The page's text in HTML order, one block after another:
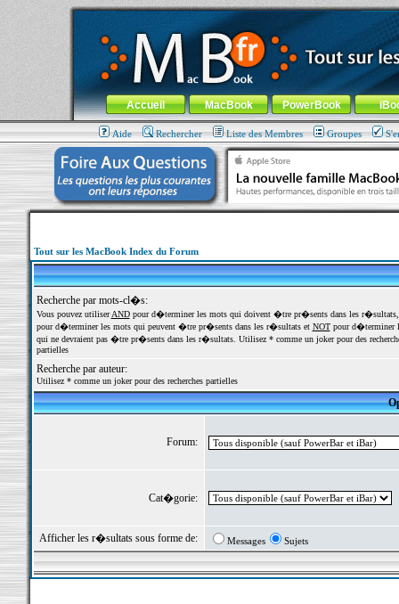
MacBook-fr.com : 100% Apple... 100% nomade !
Aller au contenu-Aller au menu général-Aller au menu de
Menu général
Accueil MacBook PowerBook
Aide Rechercher Liste des Membres Groupes
Tout sur les MacBook Index du Forum
Recherche par mots-cl�s:
Vous pouvez utiliserANDpour d�terminer les mots qui doivent �tre pr�sents dans les
pour d�terminer les mots qui peuvent �tre pr�sents dans les r�sultats et NOTpour d�terminer
qui ne devraient pas �tre pr�sents dans les r�sultats. Utilisez * comme un joker pour des
partielles
Recherche par auteur:
Utilisez * comme un joker pour des recherches partielles
Forum:
Cat�gorie:
Afficher les r�sultats sous forme de: Messages Sujets